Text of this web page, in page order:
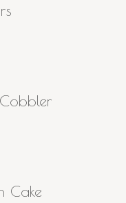
Cake